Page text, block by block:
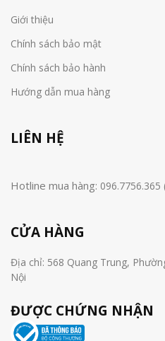
Giới thiệu
Chính sách bảo mật
Chính sách bảo hành
Hướng dẫn mua hàng
LIÊN HỆ
Hotline mua hàng: 096.7756.365
CỬA HÀNG
Địa chỉ: 568 Quang Trung,
Nội
ĐƯỢC CHỨNG NHẬN